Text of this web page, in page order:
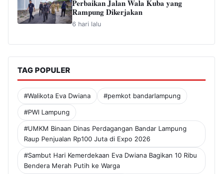
Perbaikan Jalan Wala Kuba yang
Rampung Dikerjakan
6 hari lalu
TAG POPULER
#Walikota Eva Dwiana #pemkot bandarlampung
#PWI Lampung
#UMKM Binaan Dinas Perdagangan Bandar Lampung
Raup Penjualan Rp100 Juta di Expo 2026
#Sambut Hari Kemerdekaan Eva Dwiana Bagikan 10 Ribu
Bendera Merah Putih ke Warga